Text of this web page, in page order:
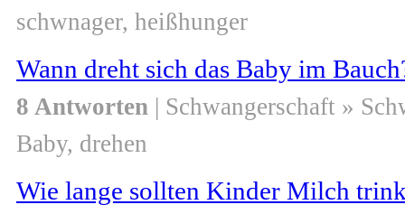
schwnager, heißhunger
Wann dreht sich das Baby im
8 Antworten | Schwangerschaft »
Baby, drehen
Wie lange sollten Kinder Milch